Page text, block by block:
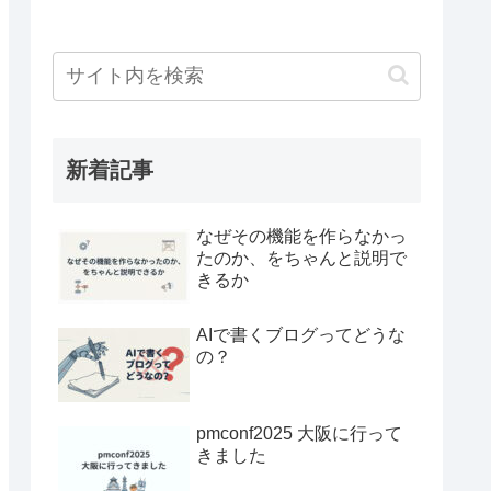
新着記事
なぜその機能を作らなかっ
たのか、をちゃんと説明で
きるか
AIで書くブログってどうな
の？
pmconf2025 大阪に行って
きました